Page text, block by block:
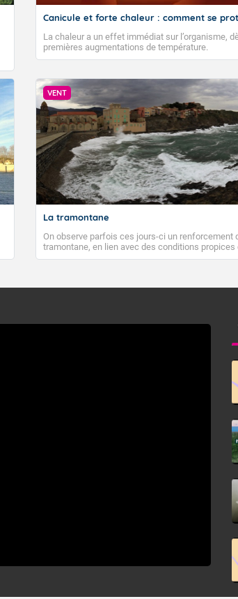
Accéder au site de Météo-France
Canicule et forte chaleur : comment se
La chaleur a un effet immédiat sur l’organisme,
premières augmentations de température.
VENT
La tramontane
On observe parfois ces jours-ci un renforcement
tramontane, en lien avec des conditions propices
de forêt. Mais qu'est-ce que la tramontane ?
à nord-ouest, dans un secteur qui part du